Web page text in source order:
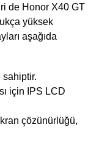
de Honor X40 GT
yüksek
aşağıda
için IPS LCD
çözünürlüğü,